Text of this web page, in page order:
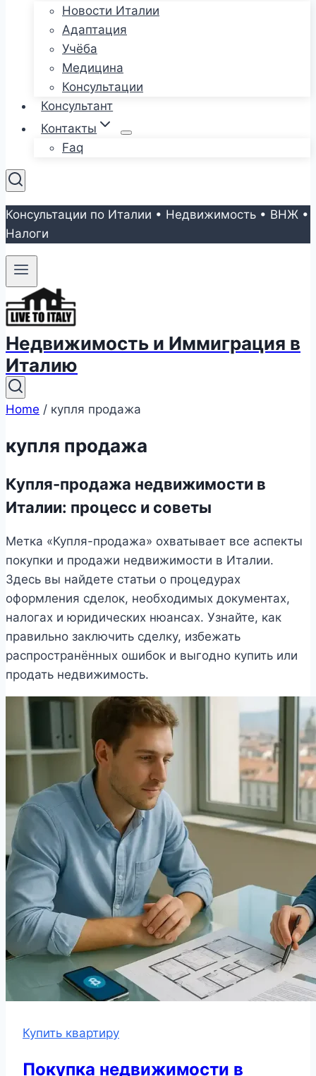
Новости Италии
Адаптация
Учёба
Медицина
Консультации
Консультант
Контакты
Faq
Консультации по Италии • Недвижимость • ВНЖ •
Налоги
Недвижимость и Иммиграция в
Италию
Home / купля продажа
купля продажа
Купля-продажа недвижимости в
Италии: процесс и советы
Метка «Купля-продажа» охватывает все аспекты
покупки и продажи недвижимости в Италии.
Здесь вы найдете статьи о процедурах
оформления сделок, необходимых документах,
налогах и юридических нюансах. Узнайте, как
правильно заключить сделку, избежать
распространённых ошибок и выгодно купить или
продать недвижимость.
Купить квартиру
Покупка недвижимости в